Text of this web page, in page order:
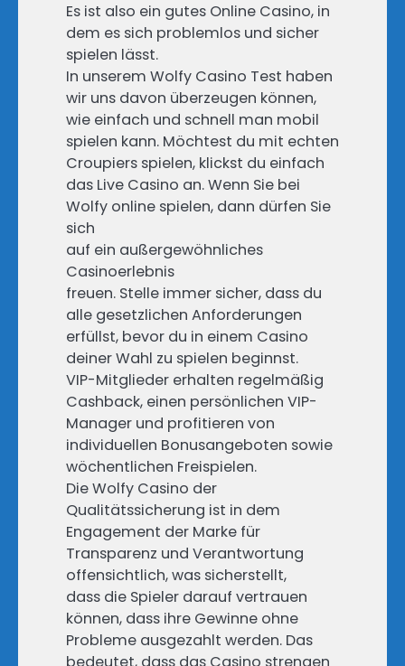
Es ist also ein gutes Online Casino, in
dem es sich problemlos und sicher
spielen lässt.
In unserem Wolfy Casino Test haben
wir uns davon überzeugen können,
wie einfach und schnell man mobil
spielen kann. Möchtest du mit echten
Croupiers spielen, klickst du einfach
das Live Casino an. Wenn Sie bei
Wolfy online spielen, dann dürfen Sie
sich
auf ein außergewöhnliches
Casinoerlebnis
freuen. Stelle immer sicher, dass du
alle gesetzlichen Anforderungen
erfüllst, bevor du in einem Casino
deiner Wahl zu spielen beginnst.
VIP-Mitglieder erhalten regelmäßig
Cashback, einen persönlichen VIP-
Manager und profitieren von
individuellen Bonusangeboten sowie
wöchentlichen Freispielen.
Die Wolfy Casino der
Qualitätssicherung ist in dem
Engagement der Marke für
Transparenz und Verantwortung
offensichtlich, was sicherstellt,
dass die Spieler darauf vertrauen
können, dass ihre Gewinne ohne
Probleme ausgezahlt werden. Das